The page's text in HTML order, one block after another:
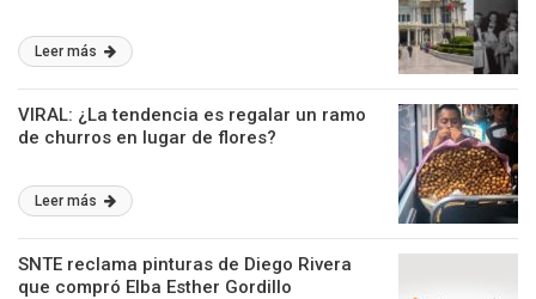
Leer más
VIRAL: ¿La tendencia es regalar un ramo
de churros en lugar de flores?
Leer más
SNTE reclama pinturas de Diego Rivera
que compró Elba Esther Gordillo